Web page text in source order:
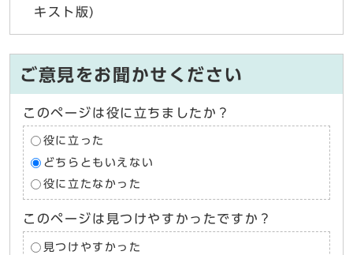
キスト版)
ご意見をお聞かせください
このページは役に立ちましたか？
役に立った
どちらともいえない
役に立たなかった
このページは見つけやすかったですか？
見つけやすかった